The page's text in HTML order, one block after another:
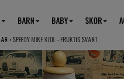
BARN BABY SKOR
› SPEEDY MIKE KJOL - FRUKTIS SVART